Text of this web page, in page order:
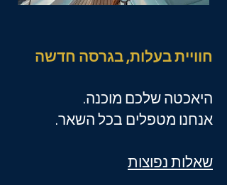
חוויית בעלות, בגרסה חדשה
היאכטה שלכם מוכנה.
אנחנו מטפלים בכל השאר.
שאלות נפוצות